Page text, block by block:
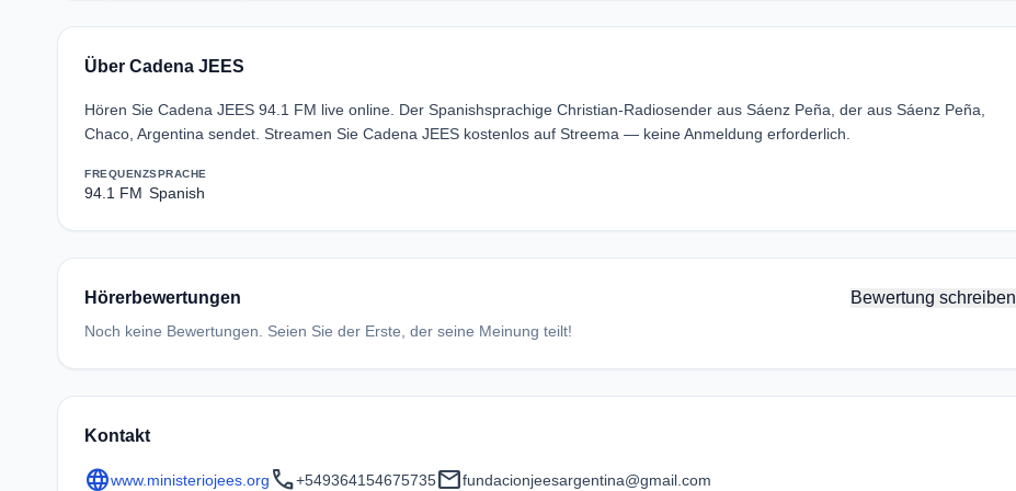
Über Cadena JEES
Hören Sie Cadena JEES 94.1 FM live online. Der Spanishsprachige Christian-Radiosender aus Sáenz Peña, der aus Sáenz Peña,
Chaco, Argentina sendet. Streamen Sie Cadena JEES kostenlos auf Streema — keine Anmeldung erforderlich.
FREQUENZ
94.1 FM
SPRACHE
Spanish
Hörerbewertungen Bewertung schreiben
Noch keine Bewertungen. Seien Sie der Erste, der seine Meinung teilt!
Kontakt
languagewww.ministeriojees.org call+549364154675735mailfundacionjeesargentina@gmail.com